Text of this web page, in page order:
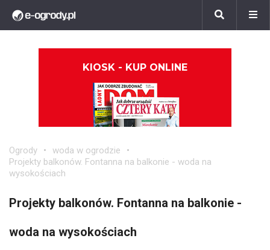
KIOSK - KUP ONLINE
Ogrody
woda w ogrodzie
Projekty balkonów. Fontanna na balkonie - woda na
wysokościach
Projekty balkonów. Fontanna na balkonie -
woda na wysokościach